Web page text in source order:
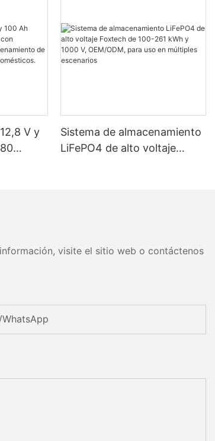
V y
Sistema de almacenamiento
LiFePO4 de alto voltaje
visite el sitio web o contáctenos